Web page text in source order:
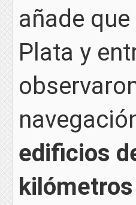
añade
Plata y
edificios